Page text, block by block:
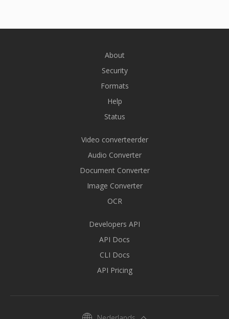
About
Security
Formats
Help
Status
Video converteerder
Audio Converter
Document Converter
Image Converter
OCR
Developers API
API Docs
CLI Docs
API Pricing